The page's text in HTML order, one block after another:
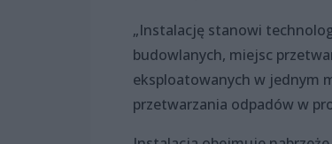
„Instalację stanowi
budowlanych, miejsc
eksploatowanych w jednym
przetwarzania odpadów w